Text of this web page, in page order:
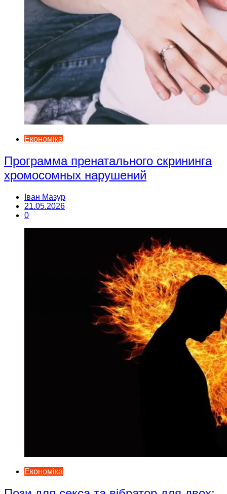
Економіка
Программа пренатального скрининга
хромосомных нарушений
Іван Мазур
21.05.2026
0
Економіка